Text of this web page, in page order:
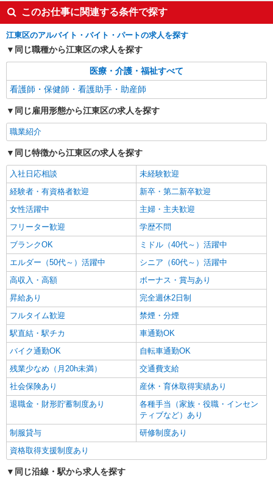
★
通費全支給(ガソリン代含む)＞
江東区
詳細を見る
このお仕事に関連する条件で探す
江東区のアルバイト・バイト・パートの求人を探す
同じ職種から江東区の求人を探す
医療・介護・福祉すべて
看護師・保健師・看護助手・助産師
同じ雇用形態から江東区の求人を探す
職業紹介
同じ特徴から江東区の求人を探す
入社日応相談
未経験歓迎
経験者・有資格者歓迎
新卒・第二新卒歓迎
女性活躍中
主婦・主夫歓迎
フリーター歓迎
学歴不問
ブランクOK
ミドル（40代～）活躍中
エルダー（50代～）活躍中
シニア（60代～）活躍中
高収入・高額
ボーナス・賞与あり
昇給あり
完全週休2日制
フルタイム歓迎
禁煙・分煙
駅直結・駅チカ
車通勤OK
バイク通勤OK
自転車通勤OK
残業少なめ（月20h未満）
交通費支給
社会保険あり
産休・育休取得実績あり
退職金・財形貯蓄制度あり
各種手当（家族・役職・インセン
ティブなど）あり
制服貸与
研修制度あり
資格取得支援制度あり
同じ沿線・駅から求人を探す